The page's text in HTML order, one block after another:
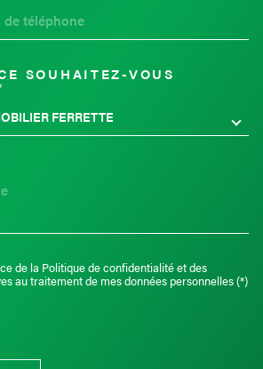
SOUHAITEZ-VOUS
FERRETTE
de la Politique de confidentialité et des
au traitement de mes données personnelles (*)